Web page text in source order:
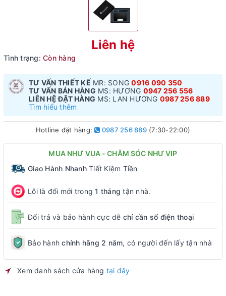
Liên hệ
Tình trạng: Còn hàng
TƯ VẤN THIẾT KẾ MR: SONG0916 090 350
TƯ VẤN BÁN HÀNG MS: HƯƠNG 0947 256 556
LIÊN HỆ ĐẶT HÀNG MS: LAN HƯƠNG 0987 256 889
Tìm hiểu thêm
Hotline đặt hàng: 0987 256 889(7:30-22:00)
MUA NHƯ VUA - CHĂM SÓC NHƯ VIP
Giao Hành NhanhTiết Kiệm Tiền
Lỗi là đổi mới trong1 tháng tận nhà.
Đổi trả và bảo hành cực dễ chỉ cần số điện thoại
Bảo hànhchính hãng 2 năm, có người đến lấy tận nhà
Xem danh sách cửa hàng tại đây